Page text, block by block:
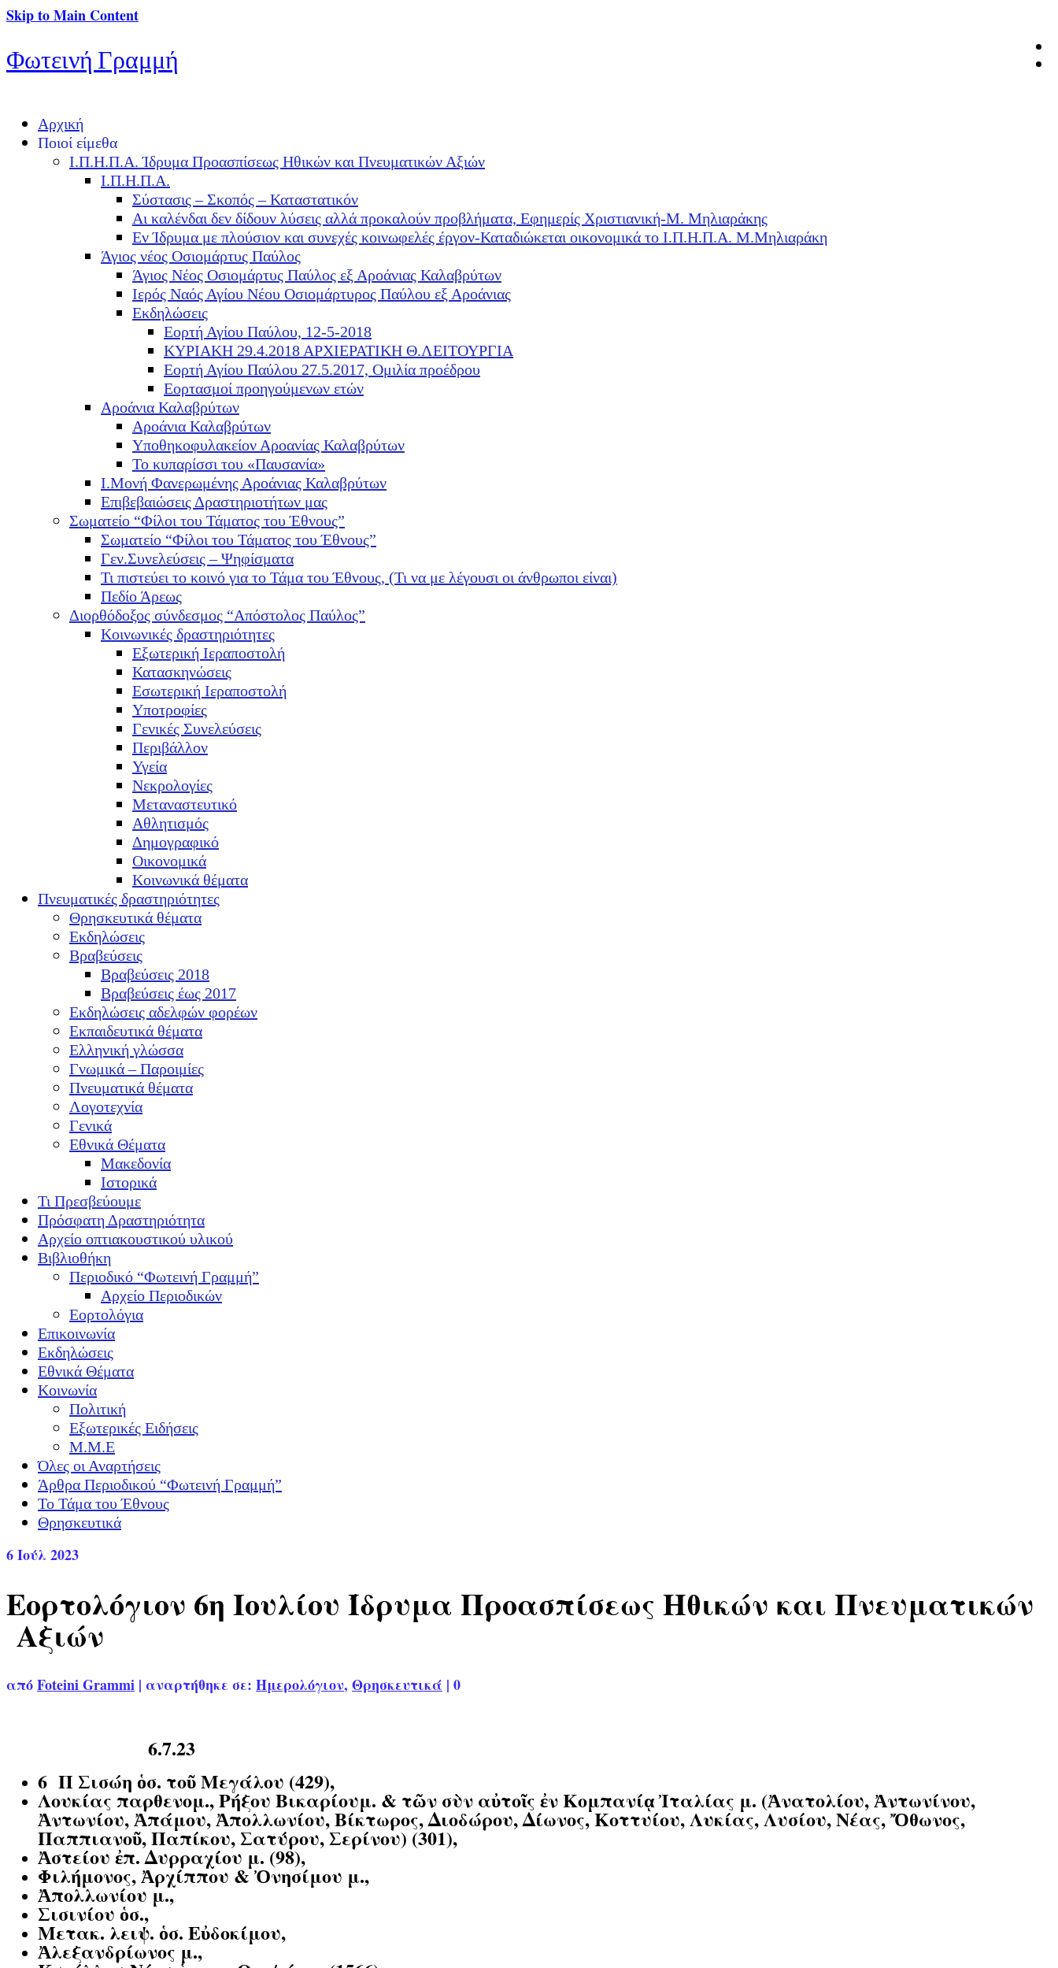
Skip to Main Content
Φωτεινή Γραμμή
Αρχική
Ποιοί είμεθα
Ι.Π.Η.Π.Α. Ίδρυμα Προασπίσεως Ηθικών και Πνευματικών Αξιών
Ι.Π.Η.Π.Α.
Σύστασις – Σκοπός – Καταστατικόν
Αι καλένδαι δεν δίδουν λύσεις αλλά προκαλούν προβλήματα, Εφημερίς Χριστιανική-Μ. Μηλιαράκης
Εν Ίδρυμα με πλούσιον και συνεχές κοινωφελές έργον-Καταδιώκεται οικονομικά το Ι.Π.Η.Π.Α. Μ.Μηλιαράκη
Άγιος νέος Οσιομάρτυς Παύλος
Άγιος Νέος Οσιομάρτυς Παύλος εξ Αροάνιας Καλαβρύτων
Ιερός Ναός Αγίου Νέου Οσιομάρτυρος Παύλου εξ Αροάνιας
Εκδηλώσεις
Εορτή Αγίου Παύλου, 12-5-2018
ΚΥΡΙΑΚΗ 29.4.2018 ΑΡΧΙΕΡΑΤΙΚΗ Θ.ΛΕΙΤΟΥΡΓΙΑ
Εορτή Αγίου Παύλου 27.5.2017, Ομιλία προέδρου
Εορτασμοί προηγούμενων ετών
Αροάνια Καλαβρύτων
Αροάνια Καλαβρύτων
Υποθηκοφυλακείον Αροανίας Καλαβρύτων
Το κυπαρίσσι του «Παυσανία»
Ι.Μονή Φανερωμένης Αροάνιας Καλαβρύτων
Επιβεβαιώσεις Δραστηριοτήτων μας
Σωματείο “Φίλοι του Τάματος του Έθνους”
Σωματείο “Φίλοι του Τάματος του Έθνους”
Γεν.Συνελεύσεις – Ψηφίσματα
Τι πιστεύει το κοινό για το Τάμα του Έθνους, (Τι να με λέγουσι οι άνθρωποι είναι)
Πεδίο Άρεως
Διορθόδοξος σύνδεσμος “Απόστολος Παύλος”
Κοινωνικές δραστηριότητες
Εξωτερική Ιεραποστολή
Κατασκηνώσεις
Εσωτερική Ιεραποστολή
Υποτροφίες
Γενικές Συνελεύσεις
Περιβάλλον
Υγεία
Νεκρολογίες
Μεταναστευτικό
Αθλητισμός
Δημογραφικό
Οικονομικά
Κοινωνικά θέματα
Πνευματικές δραστηριότητες
Θρησκευτικά θέματα
Εκδηλώσεις
Βραβεύσεις
Βραβεύσεις 2018
Βραβεύσεις έως 2017
Εκδηλώσεις αδελφών φορέων
Εκπαιδευτικά θέματα
Ελληνική γλώσσα
Γνωμικά – Παροιμίες
Πνευματικά θέματα
Λογοτεχνία
Γενικά
Εθνικά Θέματα
Μακεδονία
Ιστορικά
Τι Πρεσβεύουμε
Πρόσφατη Δραστηριότητα
Αρχείο οπτιακουστικού υλικού
Βιβλιοθήκη
Περιοδικό “Φωτεινή Γραμμή”
Αρχείο Περιοδικών
Εορτολόγια
Επικοινωνία
Εκδηλώσεις
Εθνικά Θέματα
Κοινωνία
Πολιτική
Εξωτερικές Ειδήσεις
Μ.Μ.Ε
Όλες οι Αναρτήσεις
Άρθρα Περιοδικού “Φωτεινή Γραμμή”
Το Τάμα του Έθνους
Θρησκευτικά
6Ιούλ 2023
Εορτολόγιον 6η Iουλίου Ίδρυμα Προασπίσεως Ηθικών και Πνευματικών
Αξιών
απόFoteini Grammi | αναρτήθηκε σε: Ημερολόγιον, Θρησκευτικά | 0
6.7.23
6 ΠΣισώη ὁσ. τοῦ Μεγάλου (429),
Λουκίας παρθενομ., Ρήξου Βικαρίουμ. & τῶν σὺν αὐτοῖς ἐν Κομπανίᾳ Ἰταλίας μ. (Ἀνατολίου, Ἀντωνίνου,
Ἀντωνίου, Ἀπάμου, Ἀπολλωνίου, Βίκτωρος, Διοδώρου, Δίωνος, Κοττυίου, Λυκίας, Λυσίου, Νέας, Ὄθωνος,
Παππιανοῦ, Παπίκου, Σατύρου, Σερίνου) (301),
Ἀστείου ἐπ. Δυρραχίου μ. (98),
Φιλήμονος, Ἀρχίππου & Ὀνησίμου μ.,
Ἀπολλωνίου μ.,
Σισινίου ὁσ.,
Μετακ. λειψ. ὁσ. Εὐδοκίμου,
Ἀλεξανδρίωνος μ.,